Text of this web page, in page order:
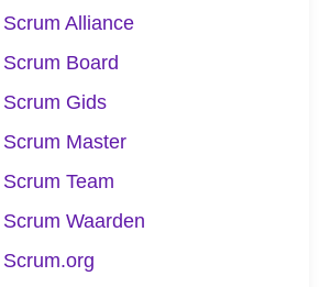
Scrum Alliance
Scrum Board
Scrum Gids
Scrum Master
Scrum Team
Scrum Waarden
Scrum.org